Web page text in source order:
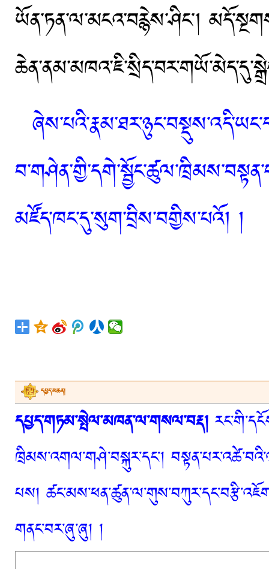
ཡོན་ཏན་ལ་མངའ་བརྙེས་ཤིང༌།
མཛོད་ཁང་དུ་སུག་བྲིས་བགྱིས་པའོ། །
དཔྱད་མཆན།
དཔྱད་གཏམ་སྤེལ་མཁན་ལ་གསལ་བརྡ།
ཁྲིམས་འགལ་གཤེ་བསྐུར་དང་།
པས།
གནང་བར་ཞུ་ཞུ། །